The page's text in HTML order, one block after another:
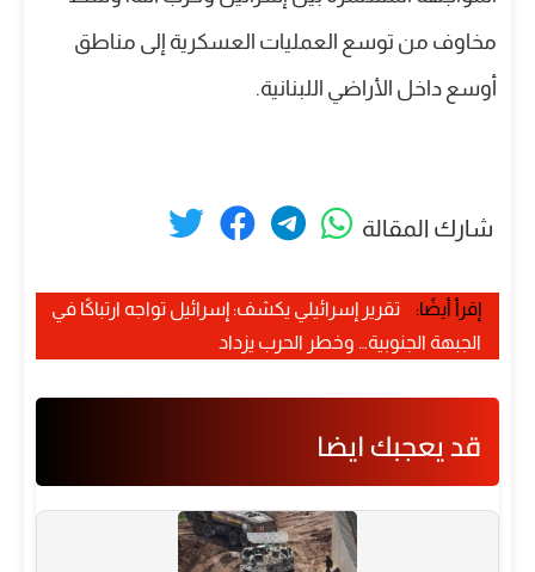
مخاوف من توسع العمليات العسكرية إلى مناطق
أوسع داخل الأراضي اللبنانية.
شارك المقالة
إقرأ أيضًا:
تقرير إسرائيلي يكشف: إسرائيل تواجه ارتباكًا في
الجبهة الجنوبية… وخطر الحرب يزداد
قد يعجبك ايضا